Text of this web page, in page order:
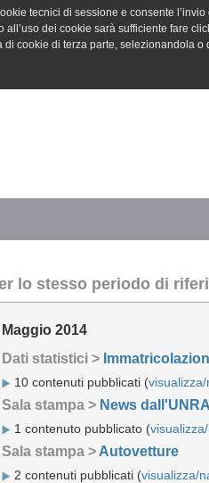
tecnici di sessione e consente
dei cookie sarà sufficiente fare
cookie di terza parte, selezionandola
lo stesso periodo di
Maggio 2014
Dati statistici >
10 contenuti pubblicati (
Sala stampa > News
1 contenuto pubblicato (
Sala stampa > Autovetture
2 contenuti pubblicati (visualizza/